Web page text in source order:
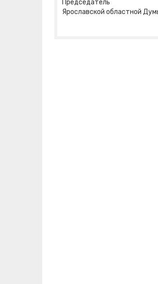
Председатель
Ярославской